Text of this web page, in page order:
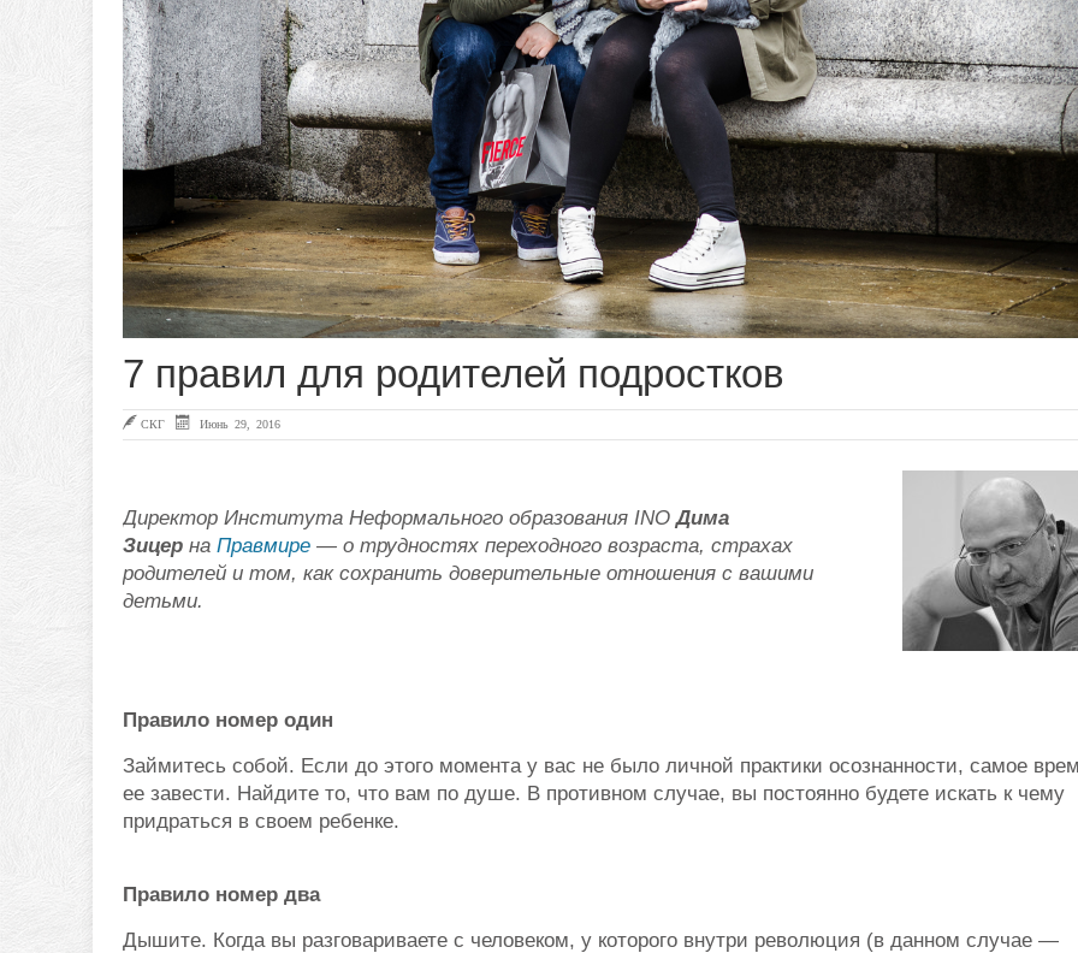
7 правил для родителей подростков
СКГ Июнь 29, 2016
Директор Института Неформального образования INOДима
Зицер на Правмире — о трудностях переходного возраста, страхах
родителей и том, как сохранить доверительные отношения с вашими
детьми.
Правило номер один
Займитесь собой. Если до этого момента у вас не было личной практики осознанности, самое
ее завести. Найдите то, что вам по душе. В противном случае, вы постоянно будете искать к чему
придраться в своем ребенке.
Правило номер два
Дышите. Когда вы разговариваете с человеком, у которого внутри революция (в данном случае —